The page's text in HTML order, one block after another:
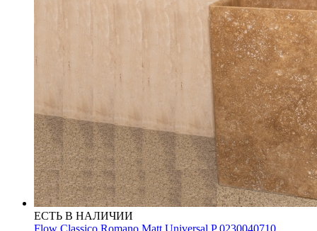
ЕСТЬ В НАЛИЧИИ
Flow Classico Romano Matt Universal P 0230040710